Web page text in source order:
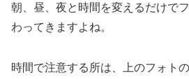
朝、昼、夜と時間を変えるだけで
わってきますよね。
時間で注意する所は、上のフォト